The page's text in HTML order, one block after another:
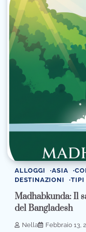
ALLOGGI ASIA
DESTINAZIONI
TIPI
Madhabkunda: Il
del Bangladesh
Nella Febbraio 13,